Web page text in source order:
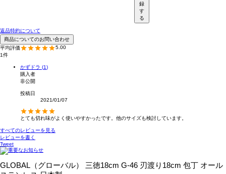
録
す
る
返品特約について
商品についてのお問い合わせ
5.00
1
かずドラ
1
購入者
非公開
投稿日
2021/01/07
とても切れ味がよく使いやすかったです。他のサイズも検討しています。
すべてのレビューを見る
レビューを書く
Tweet
GLOBAL（グローバル） 三徳18cm G-46 刃渡り18cm 包丁 オール